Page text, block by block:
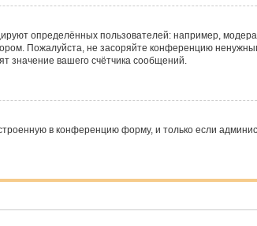
определённых пользователей: например,
Пожалуйста, не засоряйте конференцию
значение вашего счётчика сообщений.
в конференцию форму, и только если